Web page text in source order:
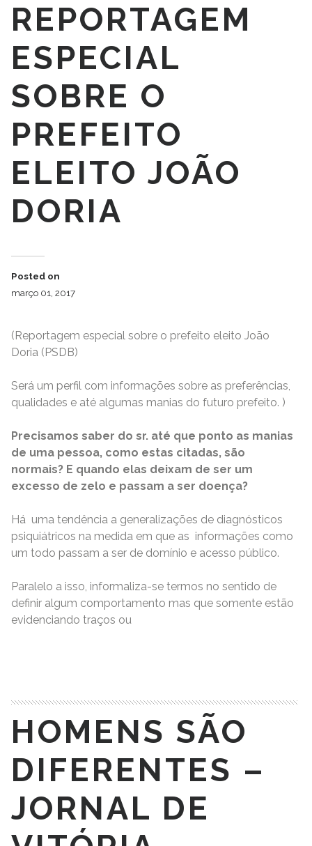
REPORTAGEM
ESPECIAL
SOBRE O
PREFEITO
ELEITO JOÃO
DORIA
Posted on
março 01, 2017
(Reportagem especial sobre o prefeito eleito João
Doria (PSDB)
Será um perfil com informações sobre as preferências,
qualidades e até algumas manias do futuro prefeito. )
Precisamos saber do sr. até que ponto as manias
de uma pessoa, como estas citadas, são
normais? E quando elas deixam de ser um
excesso de zelo e passam a ser doença?
Há uma tendência a generalizações de diagnósticos
psiquiátricos na medida em que as informações como
um todo passam a ser de domínio e acesso público.
Paralelo a isso, informaliza-se termos no sentido de
definir algum comportamento mas que somente estão
evidenciando traços ou
HOMENS SÃO
DIFERENTES –
JORNAL DE